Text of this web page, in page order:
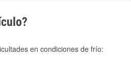
en condiciones de frío: